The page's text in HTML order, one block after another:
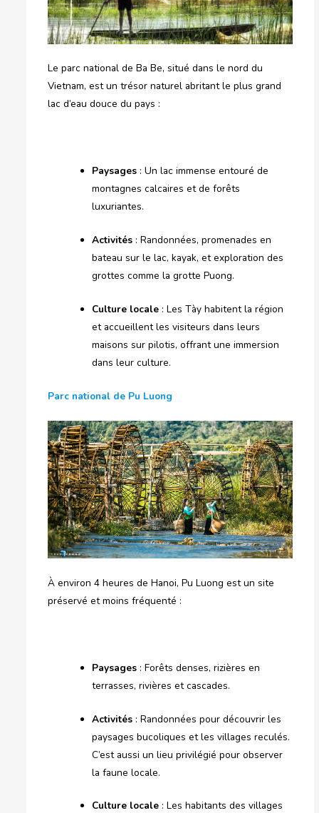
Le parc national de Ba Be, situé dans le nord du
Vietnam, est un trésor naturel abritant le plus grand
lac d’eau douce du pays :
Paysages: Un lac immense entouré de
montagnes calcaires et de forêts
luxuriantes.
Activités: Randonnées, promenades en
bateau sur le lac, kayak, et exploration des
grottes comme la grotte Puong.
Culture locale: Les Tày habitent la région
et accueillent les visiteurs dans leurs
maisons sur pilotis, offrant une immersion
dans leur culture.
Parc national de Pu Luong
À environ 4 heures de Hanoi, Pu Luong est un site
préservé et moins fréquenté :
Paysages: Forêts denses, rizières en
terrasses, rivières et cascades.
Activités: Randonnées pour découvrir les
paysages bucoliques et les villages reculés.
C’est aussi un lieu privilégié pour observer
la faune locale.
Culture locale: Les habitants des villages